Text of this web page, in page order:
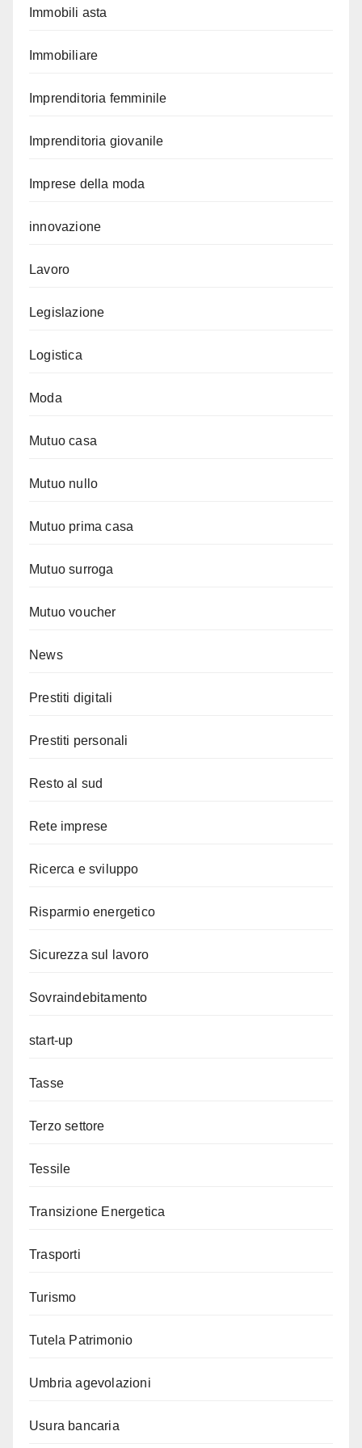
Immobili asta
Immobiliare
Imprenditoria femminile
Imprenditoria giovanile
Imprese della moda
innovazione
Lavoro
Legislazione
Logistica
Moda
Mutuo casa
Mutuo nullo
Mutuo prima casa
Mutuo surroga
Mutuo voucher
News
Prestiti digitali
Prestiti personali
Resto al sud
Rete imprese
Ricerca e sviluppo
Risparmio energetico
Sicurezza sul lavoro
Sovraindebitamento
start-up
Tasse
Terzo settore
Tessile
Transizione Energetica
Trasporti
Turismo
Tutela Patrimonio
Umbria agevolazioni
Usura bancaria